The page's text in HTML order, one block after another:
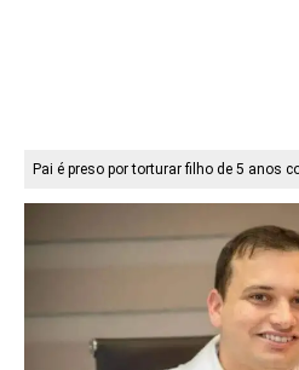
Pai é preso por torturar filho de 5 anos